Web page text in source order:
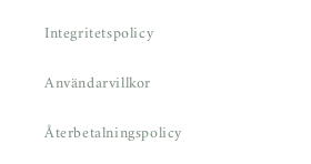
Integritetspolicy
Användarvillkor
Återbetalningspolicy